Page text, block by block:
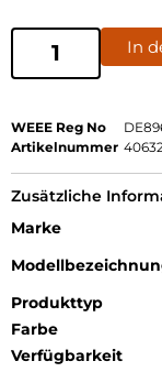
In
WEEE Reg No
Artikelnummer
Zusätzliche
Marke
Produkttyp
Farbe
Verfügbarkeit